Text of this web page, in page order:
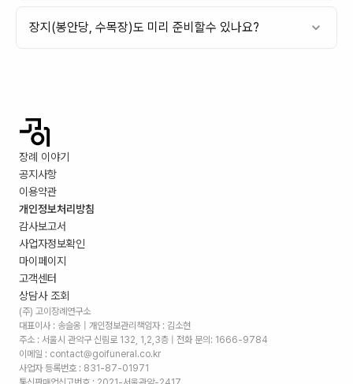
장지(봉안당, 수목장)도 미리 준비할수 있나요?
장례 이야기
공지사항
이용약관
개인정보처리방침
감사보고서
사업자정보확인
마이페이지
고객센터
상담사 조회
(주) 고이장례연구소
대표이사 : 송슬옹 | 개인정보관리책임자 : 김소현
주소 : 서울시 관악구 신림로 132, 1,2,3층 | 전화 문의: 1666-9784
이메일 : contact@goifuneral.co.kr
사업자 등록번호 : 831-87-01971